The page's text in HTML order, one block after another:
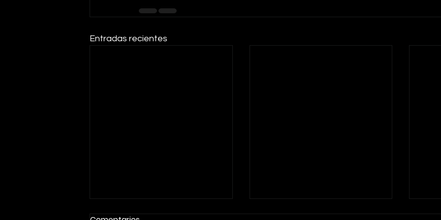
Entradas recientes